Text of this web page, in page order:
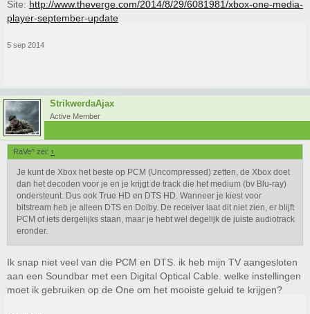
Site: http://www.theverge.com/2014/8/29/6081981/xbox-one-media-
player-september-update
5 sep 2014
StrikwerdaAjax
Active Member
RaVe^ zei: ↑
Je kunt de Xbox het beste op PCM (Uncompressed) zetten, de Xbox doet
dan het decoden voor je en je krijgt de track die het medium (bv Blu-ray)
ondersteunt. Dus ook True HD en DTS HD. Wanneer je kiest voor
bitstream heb je alleen DTS en Dolby. De receiver laat dit niet zien, er blijft
PCM of iets dergelijks staan, maar je hebt wel degelijk de juiste audiotrack
eronder.
Ik snap niet veel van die PCM en DTS. ik heb mijn TV aangesloten
aan een Soundbar met een Digital Optical Cable. welke instellingen
moet ik gebruiken op de One om het mooiste geluid te krijgen?